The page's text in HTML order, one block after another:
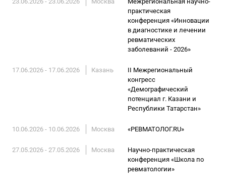
практическая
конференция «Инновации
в диагностике и лечении
ревматических
заболеваний - 2026»
17.06.2026 - 17.06.2026 Казань
II Межрегиональный
конгресс
«Демографический
потенциал г. Казани и
Республики Татарстан»
10.06.2026 - 10.06.2026 Москва «РЕВМАТОЛОГ.RU»
27.05.2026 - 27.05.2026 Москва
Научно-практическая
конференция «Школа по
ревматологии»